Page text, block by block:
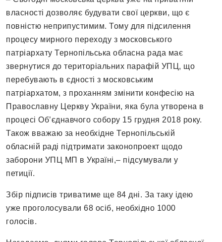
власності дозволяє будувати свої церкви, що є
повністю неприпустимим. Тому для підсилення
процесу мирного переходу з московського
патріархату Тернопільська обласна рада має
звернутися до територіальних парафій УПЦ, що
перебувають в єдності з московським
патріархатом, з проханням змінити конфесію на
Православну Церкву України, яка була утворена в
процесі Об’єднавчого собору 15 грудня 2018 року.
Також вважаю за необхідне Тернопільській
обласній раді підтримати законопроект щодо
заборони УПЦ МП в Україні,– підсумували у
петиції.
Збір підписів триватиме ще 84 дні. За таку ідею
уже проголосували 68 осіб, необхідно 1000
голосів.